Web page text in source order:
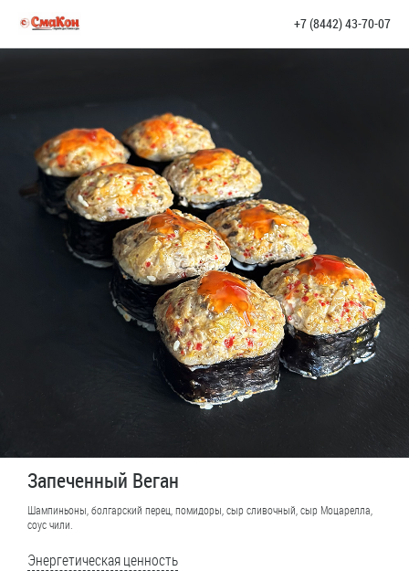
+7 (8442) 43-70-07
Запеченный Веган
Шампиньоны, болгарский перец, помидоры, сыр сливочный, сыр Моцарелла,
соус чили.
Энергетическая ценность